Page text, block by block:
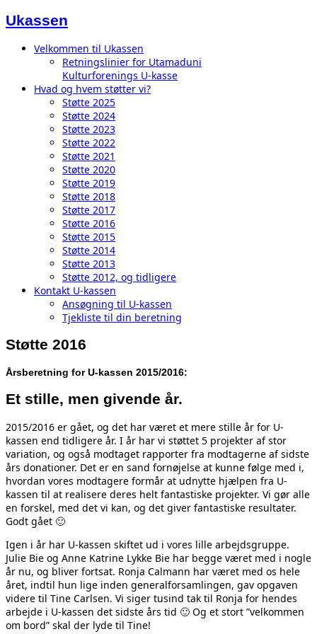
Ukassen
Velkommen til Ukassen
Retningslinier for Utamaduni
Kulturforenings U-kasse
Hvad og hvem støtter vi?
Støtte 2025
Støtte 2024
Støtte 2023
Støtte 2022
Støtte 2021
Støtte 2020
Støtte 2019
Støtte 2018
Støtte 2017
Støtte 2016
Støtte 2015
Støtte 2014
Støtte 2013
Støtte 2012, og tidligere
Kontakt U-kassen
Ansøgning til U-kassen
Tjekliste til din beretning
Støtte 2016
Årsberetning for U-kassen 2015/2016:
Et stille, men givende år.
2015/2016 er gået, og det har været et mere stille år for U-
kassen end tidligere år. I år har vi støttet 5 projekter af stor
variation, og også modtaget rapporter fra modtagerne af sidste
års donationer. Det er en sand fornøjelse at kunne følge med i,
hvordan vores modtagere formår at udnytte hjælpen fra U-
kassen til at realisere deres helt fantastiske projekter. Vi gør alle
en forskel, med det vi kan, og det giver fantastiske resultater.
Godt gået 🙂
Igen i år har U-kassen skiftet ud i vores lille arbejdsgruppe.
Julie Bie og Anne Katrine Lykke Bie har begge været med i nogle
år nu, og bliver fortsat. Ronja Calmann har været med os hele
året, indtil hun lige inden generalforsamlingen, gav opgaven
videre til Tine Carlsen. Vi siger tusind tak til Ronja for hendes
arbejde i U-kassen det sidste års tid 🙂 Og et stort ”velkommen
om bord” skal der lyde til Tine!